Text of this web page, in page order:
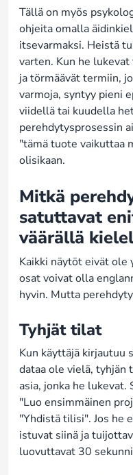
Tällä on myös
ohjeita omalla
itsevarmaksi. Heistä
varten. Kun he
ja törmäävät termiin,
varmoja, syntyy pieni
viidellä tai kuudella
perehdytysprosessin
"tämä tuote vaikuttaa
olisikaan.
Mitkä
satuttavat
väärällä
Kaikki näytöt eivät
osat voivat olla
hyvin. Mutta
Tyhjät tilat
Kun käyttäjä kirjautuu
dataa ole vielä, tyhjän
asia, jonka he
"Luo ensimmäinen
"Yhdistä tilisi". Jos he
istuvat siinä ja
luovuttavat 30